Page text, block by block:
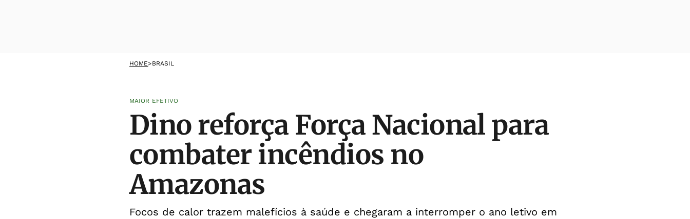
HOME>BRASIL
MAIOR EFETIVO
Dino reforça Força Nacional para
combater incêndios no
Amazonas
Focos de calor trazem malefícios à saúde e chegaram a interromper o ano letivo em